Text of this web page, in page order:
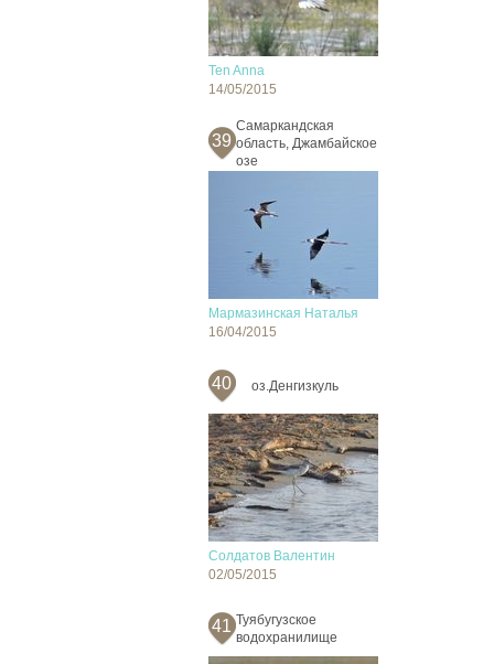
Ten Anna
14/05/2015
39
Cамаркандская
область, Джамбайское
озе
Мармазинская Наталья
16/04/2015
40 оз.Денгизкуль
Солдатов Валентин
02/05/2015
41 Туябугузское
водохранилище